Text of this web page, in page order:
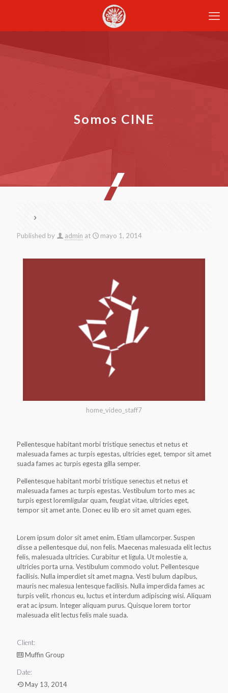
Somos CINE
Published by admin at mayo 1, 2014
home_video_staff7
Pellentesque habitant morbi tristique senectus et netus et
malesuada fames ac turpis egestas, ultricies eget, tempor sit amet
suada fames ac turpis egesta gilla semper.
Pellentesque habitant morbi tristique senectus et netus et
malesuada fames ac turpis egestas. Vestibulum torto mes ac
turpis egest loremligular quam, feugiat vitae, ultricies eget,
tempor sit amet ante. Donec eu lib ero sit amet quam eges.
Lorem ipsum dolor sit amet enim. Etiam ullamcorper. Suspen
disse a pellentesque dui, non felis. Maecenas malesuada elit lectus
felis, malesuada ultricies. Curabitur et ligula. Ut molestie a,
ultricies porta urna. Vestibulum commodo volut. Pellentesque
facilisis. Nulla imperdiet sit amet magna. Vesti bulum dapibus,
mauris nec malesua lentesque facilisis. Nulla imperdida fames ac
turpis velit, rhoncus eu, luctus et interdum adipiscing wisi. Aliquam
erat ac ipsum. Integer aliquam purus. Quisque lorem tortor
malesuada elit lectus felis male suada.
Client:
Muffin Group
Date:
May 13, 2014